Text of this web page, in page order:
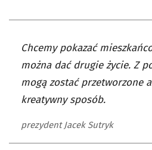
Chcemy pokazać
można dać drugie życie. Z
mogą zostać przetworzone
kreatywny sposób.
prezydent Jacek Sutryk